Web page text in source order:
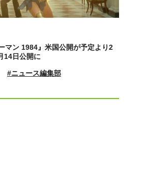
マン 1984』米国公開が予定より2
14日公開に
#ニュース編集部